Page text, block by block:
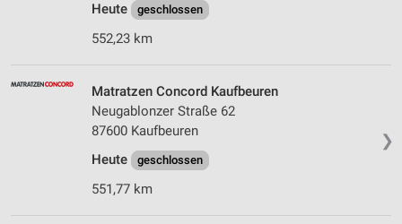
Heute
geschlossen
552,23 km
❯
Matratzen Concord Kaufbeuren
Neugablonzer Straße 62
87600 Kaufbeuren
Heute
geschlossen
551,77 km